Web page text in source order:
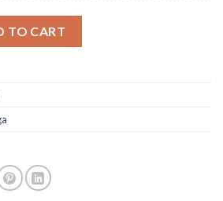
TO CART